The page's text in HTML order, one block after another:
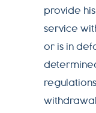
provide
service
or is in